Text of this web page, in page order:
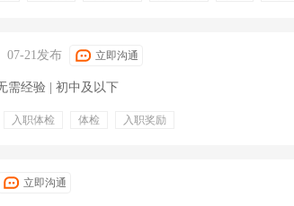
07-21发布 立即沟通
需经验 | 初中及以下
入职体检 体检 入职奖励
立即沟通